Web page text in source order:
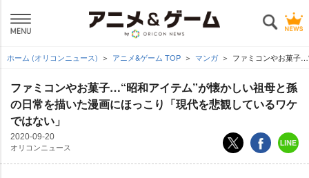
ホーム (オリコンニュース) アニメ&ゲーム TOP マンガ ファミコンやお菓子
ファミコンやお菓子…“昭和アイテム”が懐かしい祖母と孫
の日常を描いた漫画にほっこり「現代を悲観しているワケ
ではない」
2020-09-20
オリコンニュース